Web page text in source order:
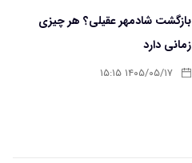
بازگشت شادمهر عقیلی؟ هر چیزی
زمانی دارد
۱۴۰۵/۰۵/۱۷ ۱۵:۱۵